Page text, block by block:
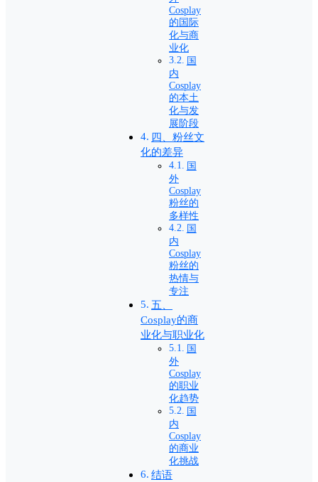
Cosplay
的国际
化与商
业化
国
内
Cosplay
的本土
化与发
展阶段
四、粉丝文
化的差异
国
外
Cosplay
粉丝的
多样性
国
内
Cosplay
粉丝的
热情与
专注
五、
Cosplay的商
业化与职业化
国
外
Cosplay
的职业
化趋势
国
内
Cosplay
的商业
化挑战
结语